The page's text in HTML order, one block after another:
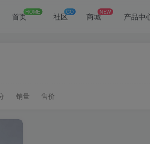
首页HOME 社区GO 商城NEW 产品中
销量 售价